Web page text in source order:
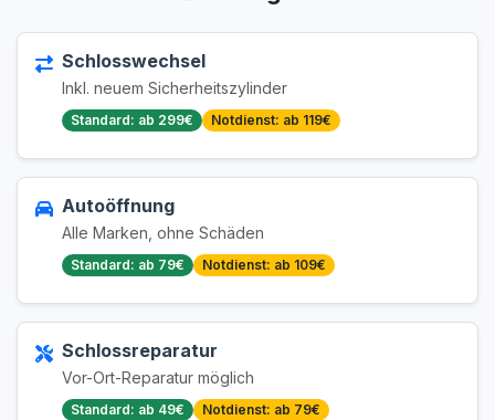
Schlosswechsel
Inkl. neuem Sicherheitszylinder
Standard: ab 299€ Notdienst: ab 119€
Autoöffnung
Alle Marken, ohne Schäden
Standard: ab 79€ Notdienst: ab 109€
Schlossreparatur
Vor-Ort-Reparatur möglich
Standard: ab 49€ Notdienst: ab 79€